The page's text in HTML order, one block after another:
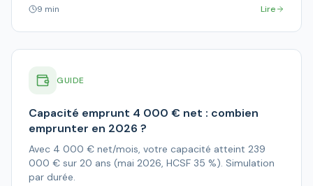
9 min Lire
GUIDE
Capacité emprunt 4 000 € net : combien
emprunter en 2026 ?
Avec 4 000 € net/mois, votre capacité atteint 239
000 € sur 20 ans (mai 2026, HCSF 35 %). Simulation
par durée.